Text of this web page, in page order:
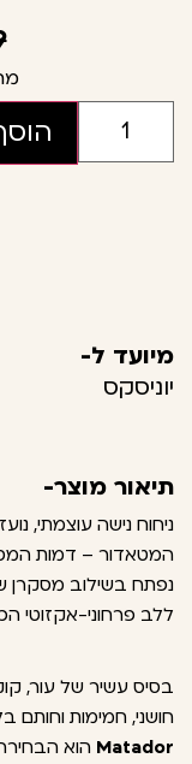
מיועד ל-
יוניסקס
תיאור מוצר-
ניחוח נישה עוצמתי,
המטאדור – דמות
נפתח בשילוב מסקרן
ללב פרחוני-אקזוטי
בסיס עשיר של עור,
חושני, חמימות וחותם
Matador הוא